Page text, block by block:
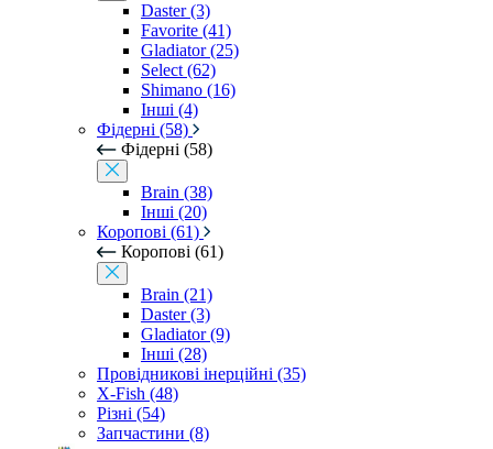
Daster (3)
Favorite (41)
Gladiator (25)
Select (62)
Shimano (16)
Інші (4)
Фідерні (58)
Фідерні (58)
Brain (38)
Інші (20)
Коропові (61)
Коропові (61)
Brain (21)
Daster (3)
Gladiator (9)
Інші (28)
Провідникові інерційні (35)
X-Fish (48)
Різні (54)
Запчастини (8)